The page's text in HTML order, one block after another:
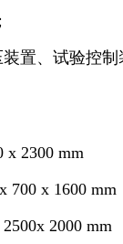
置、试验控
x 2300 mm
700 x 1600 mm
2000 mm